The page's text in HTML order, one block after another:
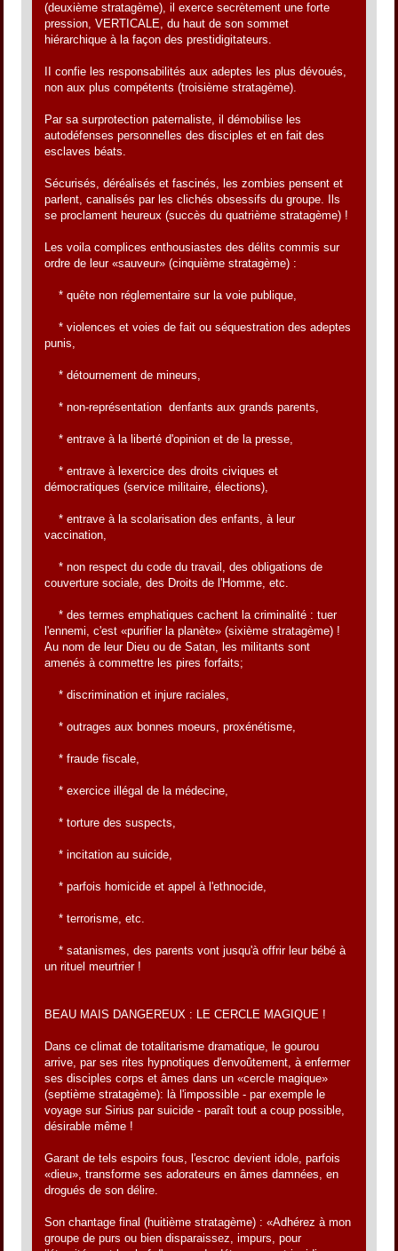
(deuxième stratagème), il exerce secrètement une forte
pression, VERTICALE, du haut de son sommet
hiérarchique à la façon des prestidigitateurs.
II confie les responsabilités aux adeptes les plus dévoués,
non aux plus compétents (troisième stratagème).
Par sa surprotection paternaliste, il démobilise les
autodéfenses personnelles des disciples et en fait des
esclaves béats.
Sécurisés, déréalisés et fascinés, les zombies pensent et
parlent, canalisés par les clichés obsessifs du groupe. Ils
se proclament heureux (succès du quatrième stratagème) !
Les voila complices enthousiastes des délits commis sur
ordre de leur «sauveur» (cinquième stratagème) :
* quête non réglementaire sur la voie publique,
* violences et voies de fait ou séquestration des adeptes
punis,
* détournement de mineurs,
* non-représentation denfants aux grands parents,
* entrave à la liberté d'opinion et de la presse,
* entrave à lexercice des droits civiques et
démocratiques (service militaire, élections),
* entrave à la scolarisation des enfants, à leur
vaccination,
* non respect du code du travail, des obligations de
couverture sociale, des Droits de l'Homme, etc.
* des termes emphatiques cachent la criminalité : tuer
l'ennemi, c'est «purifier la planète» (sixième stratagème) !
Au nom de leur Dieu ou de Satan, les militants sont
amenés à commettre les pires forfaits;
* discrimination et injure raciales,
* outrages aux bonnes moeurs, proxénétisme,
* fraude fiscale,
* exercice illégal de la médecine,
* torture des suspects,
* incitation au suicide,
* parfois homicide et appel à l'ethnocide,
* terrorisme, etc.
* satanismes, des parents vont jusqu'à offrir leur bébé à
un rituel meurtrier !
BEAU MAIS DANGEREUX : LE CERCLE MAGIQUE !
Dans ce climat de totalitarisme dramatique, le gourou
arrive, par ses rites hypnotiques d'envoûtement, à enfermer
ses disciples corps et âmes dans un «cercle magique»
(septième stratagème): là l'impossible - par exemple le
voyage sur Sirius par suicide - paraît tout a coup possible,
désirable même !
Garant de tels espoirs fous, l'escroc devient idole, parfois
«dieu», transforme ses adorateurs en âmes damnées, en
drogués de son délire.
Son chantage final (huitième stratagème) : «Adhérez à mon
groupe de purs ou bien disparaissez, impurs, pour